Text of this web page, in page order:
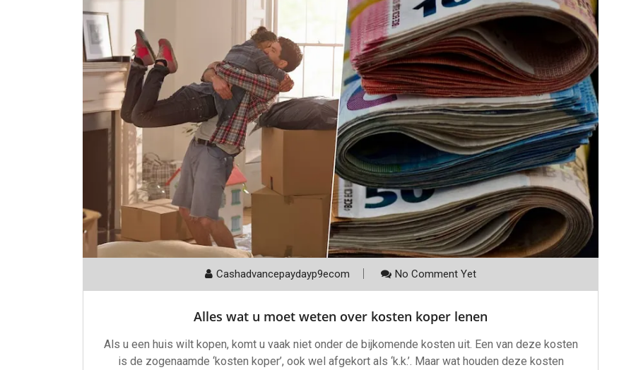
Cashadvancepaydayp9ecom No Comment Yet
Alles wat u moet weten over kosten koper lenen
Als u een huis wilt kopen, komt u vaak niet onder de bijkomende kosten uit. Een van deze kosten
is de zogenaamde ‘kosten koper’, ook wel afgekort als ‘k.k.’. Maar wat houden deze kosten